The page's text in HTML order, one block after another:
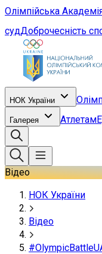
Олімпійська
судДоброчесність
НОК України
Галерея Атлетам
Відео
НОК України
Відео